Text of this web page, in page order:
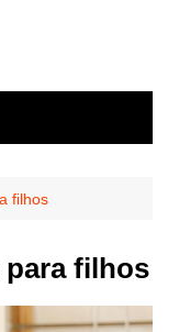
filhos
filhos